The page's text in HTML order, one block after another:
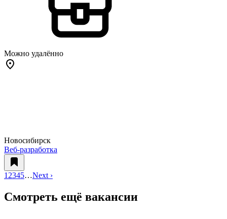
Можно удалённо
Новосибирск
Веб-разработка
1 2345…Next ›
Смотреть ещё вакансии